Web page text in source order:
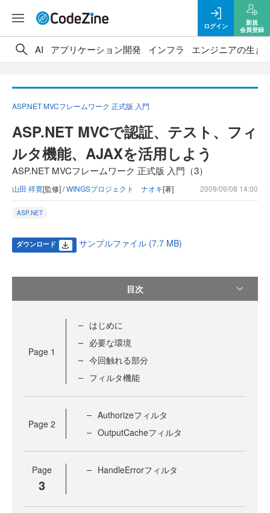
ログイン
新規
会員登録
AI アプリケーション開発 インフラ エンジニアの生き
ASP.NET MVCフレームワーク 正式版 入門
ASP.NET MVCで認証、テスト、フィ
ルタ機能、AJAXを活用しよう
ASP.NET MVCフレームワーク 正式版 入門（3）
山田 祥寛[監修] /WINGSプロジェクト ナオキ[著] 2009/09/08 14:00
ASP.NET
ダウンロード サンプルファイル (7.7 MB)
目次
Page 1
はじめに
必要な環境
今回触れる部分
フィルタ機能
Page 2
Authorizeフィルタ
OutputCacheフィルタ
Page
3
HandleErrorフィルタ